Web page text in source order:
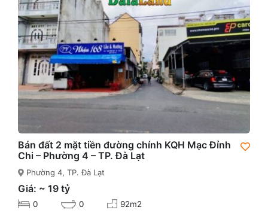
Bán đất 2 mặt tiền đường chính KQH Mạc Đỉnh
Chi – Phường 4 – TP. Đà Lạt
Phường 4, TP. Đà Lạt
Giá: ~ 19 tỷ
0 0 92m2